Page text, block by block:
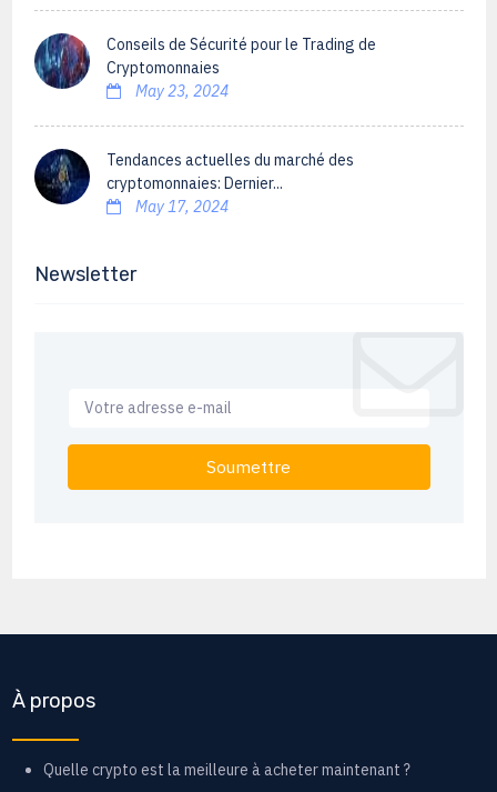
Conseils de Sécurité pour le Trading de
Cryptomonnaies
May 23, 2024
Tendances actuelles du marché des
cryptomonnaies: Dernier...
May 17, 2024
Newsletter
Soumettre
À propos
Quelle crypto est la meilleure à acheter maintenant ?